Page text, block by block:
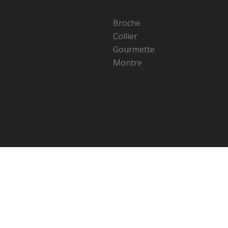
Broche
Collier
Gourmette
Montre